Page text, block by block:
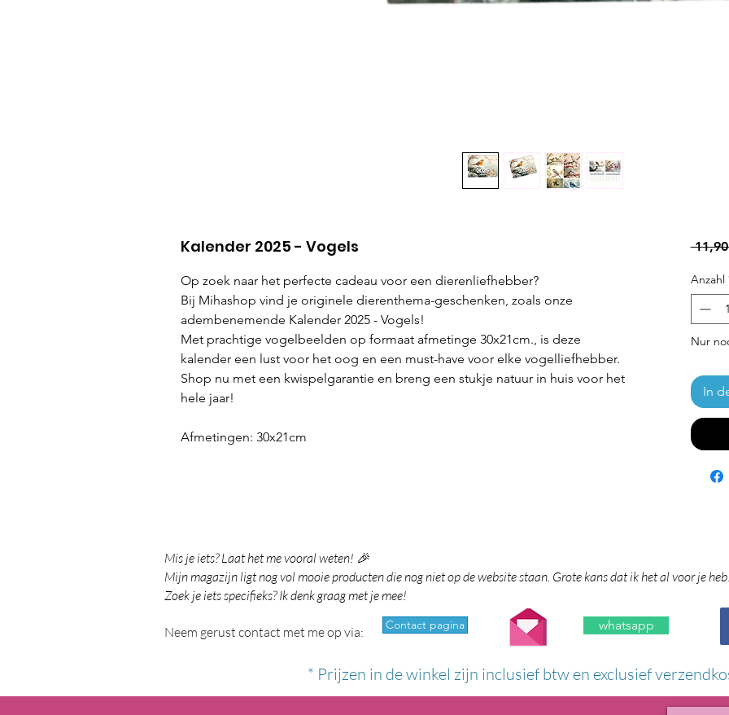
Kalender 2025 - Vogels
Op zoek naar het perfecte cadeau voor een dierenliefhebber?
Bij Mihashop vind je originele dierenthema-geschenken, zoals onze
adembenemende Kalender 2025 - Vogels!
Met prachtige vogelbeelden op formaat afmetinge 30x21cm., is deze
kalender een lust voor het oog en een must-have voor elke vogelliefhebber.
Shop nu met een kwispelgarantie en breng een stukje natuur in huis voor het
hele jaar!
Afmetingen: 30x21cm
Anzahl
Nur
In
Mis je iets? Laat het me vooral weten! 🎉
Mijn magazijn ligt nog vol mooie producten die nog niet op de website staan. Grote kans dat ik het al voor je
Zoek je iets specifieks? Ik denk graag met je mee!
Neem gerust contact met me op via: Contact pagina whatsapp
* Prijzen in de winkel zijn inclusief btw en exclusief